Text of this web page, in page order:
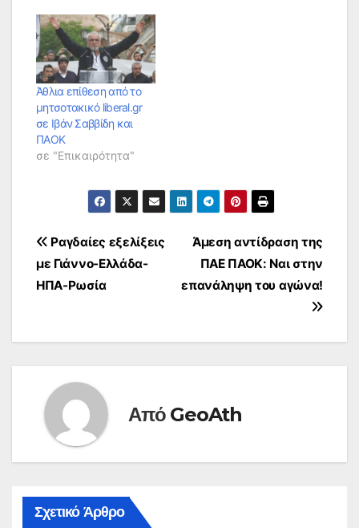
Άθλια επίθεση από το
μητσοτακικό liberal.gr
σε Ιβάν Σαββίδη και
ΠΑΟΚ
σε "Επικαιρότητα"
Πλοήγηση
άρθρων
Άμεση αντίδραση της
ΠΑΕ ΠΑΟΚ: Ναι στην
επανάληψη του αγώνα!
Ραγδαίες εξελίξεις
με Γιάννο-Ελλάδα-
ΗΠΑ-Ρωσία
Από GeoAth
Σχετικό Άρθρο